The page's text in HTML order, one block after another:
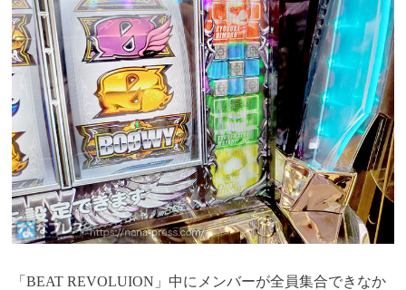
「BEAT REVOLUION」中にメンバーが全員集合できなか